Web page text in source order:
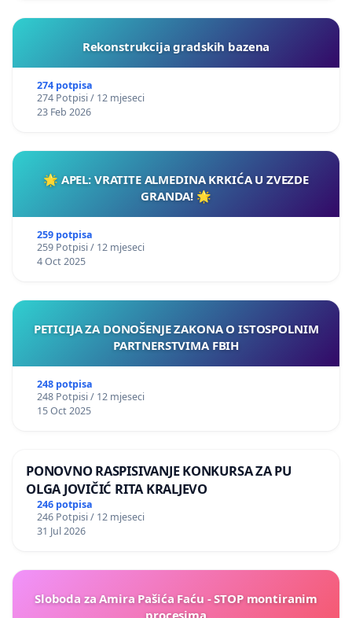
Rekonstrukcija gradskih bazena
274 potpisa
274 Potpisi / 12 mjeseci
23 Feb 2026
🌟 APEL: VRATITE ALMEDINA KRKIĆA U ZVEZDE
GRANDA! 🌟
259 potpisa
259 Potpisi / 12 mjeseci
4 Oct 2025
PETICIJA ZA DONOŠENJE ZAKONA O ISTOSPOLNIM
PARTNERSTVIMA FBIH
248 potpisa
248 Potpisi / 12 mjeseci
15 Oct 2025
PONOVNO RASPISIVANJE KONKURSA ZA PU
OLGA JOVIČIĆ RITA KRALJEVO
246 potpisa
246 Potpisi / 12 mjeseci
31 Jul 2026
Sloboda za Amira Pašića Faću - STOP montiranim